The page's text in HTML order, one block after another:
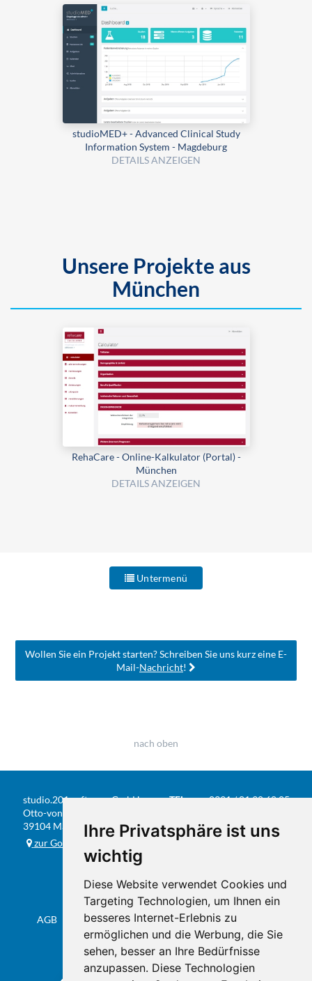
Ihre Privatsphäre ist uns
wichtig
Diese Website verwendet Cookies und
Targeting Technologien, um Ihnen ein
besseres Internet-Erlebnis zu
ermöglichen und die Werbung, die Sie
sehen, besser an Ihre Bedürfnisse
anzupassen. Diese Technologien
studioMED+ - Advanced Clinical Study
Information System - Magdeburg
DETAILS ANZEIGEN
Unsere Projekte aus
München
RehaCare - Online-Kalkulator (Portal) -
München
DETAILS ANZEIGEN
Untermenü
Wollen Sie ein Projekt starten? Schreiben Sie uns kurz eine E-
Mail-Nachricht!
nach oben
studio.201 software GmbH
Otto-von-Guericke-Str. 104
39104 Magdeburg
zur Google-Karte
TEL
0391 / 81 90 68 05
E-MAIL info@studio201.de
AGB Datenschutz & Impressum Sitemap